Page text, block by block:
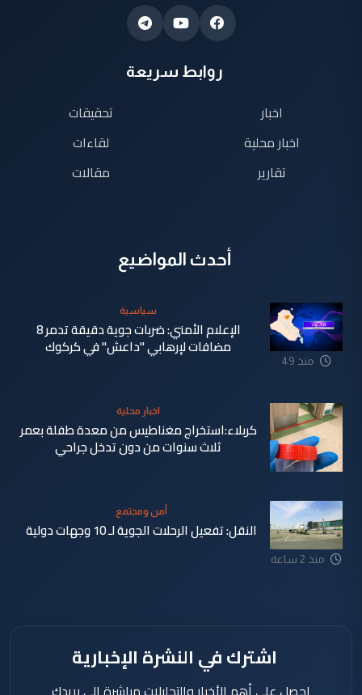
روابط سريعة
اخبار
اخبار محلية
تقارير
تحقيقات
لقاءات
مقالات
أحدث المواضيع
منذ 49
سياسية
الإعلام الأمني: ضربات جوية دقيقة تدمر 8
مضافات لإرهابي "داعش" في كركوك
منذ 56
دقيقة
اخبار محلية
كربلاء:استخراج مغناطيس من معدة طفلة بعمر
ثلاث سنوات من دون تدخل جراحي
منذ 2 ساعة
أمن ومجتمع
النقل: تفعيل الرحلات الجوية لـ 10 وجهات دولية
اشترك في النشرة الإخبارية